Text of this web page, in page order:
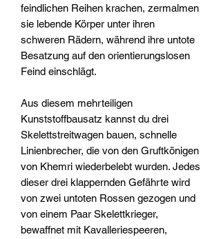
feindlichen Reihen krachen, zermalmen
sie lebende Körper unter ihren
schweren Rädern, während ihre untote
Besatzung auf den orientierungslosen
Feind einschlägt.
Aus diesem mehrteiligen
Kunststoffbausatz kannst du drei
Skelettstreitwagen bauen, schnelle
Linienbrecher, die von den Gruftkönigen
von Khemri wiederbelebt wurden. Jedes
dieser drei klappernden Gefährte wird
von zwei untoten Rossen gezogen und
von einem Paar Skelettkrieger,
bewaffnet mit Kavalleriespeeren,